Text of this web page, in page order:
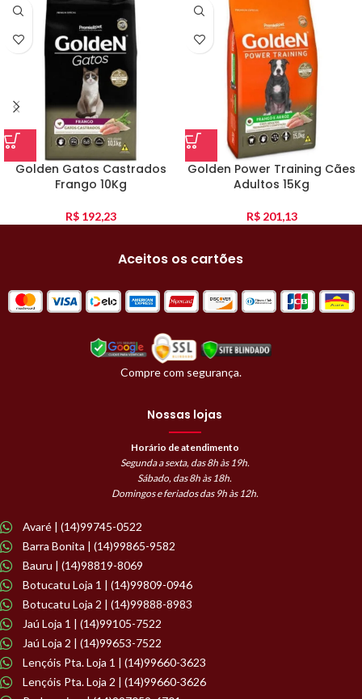
Golden Gatos Castrados
Frango 10Kg
R$192,23
Golden Power Training Cães
Adultos 15Kg
R$201,13
Aceitos os cartões
Compre com segurança.
Nossas lojas
Horário de atendimento
Segunda a sexta, das 8h às 19h.
Sábado, das 8h às 18h.
Domingos e feriados das 9h às 12h.
Avaré | (14)99745-0522
Barra Bonita | (14)99865-9582
Bauru | (14)98819-8069
Botucatu Loja 1 | (14)99809-0946
Botucatu Loja 2 | (14)99888-8983
Jaú Loja 1 | (14)99105-7522
Jaú Loja 2 | (14)99653-7522
Lençóis Pta. Loja 1 | (14)99660-3623
Lençóis Pta. Loja 2 | (14)99660-3626